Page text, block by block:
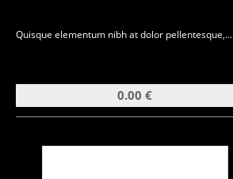
Quisque elementum nibh at dolor pellentesque,...
0.00 €